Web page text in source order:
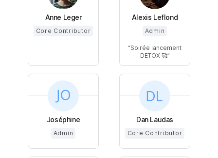
Anne Leger
Core Contributor
Alexis Leflond
Admin
Soirée lancement
DETOX 🥰
Joséphine
Admin
Dan Laudas
Core Contributor